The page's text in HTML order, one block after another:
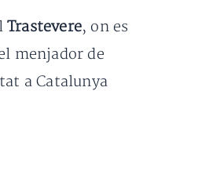
Trastevere, on es
menjador de
a Catalunya